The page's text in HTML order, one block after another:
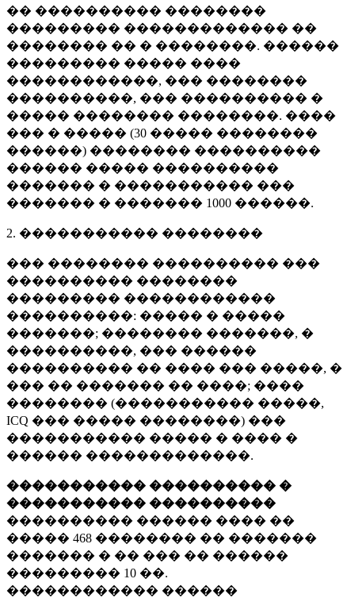
�� ���������� ��������
��������� ������������� ��
�������� �� � ��������. ������
��������� ����� ����
������������, ��� ��������
����������, ��� ���������� �
����� �������� ��������. ����
��� � ����� (30 ����� ��������
������) �������� ����������
������ ����� ����������
������� � ����������� ���
������� � ������� 1000 ������.
2. ����������� ��������
��� �������� ���������� ���
���������� ��������
��������� ������������
����������: ����� � �����
�������; �������� �������, �
����������, ��� ������
���������� �� ���� ��� �����, �
��� �� ������� �� ����; ����
�������� (����������� �����,
ICQ ��� ����� ��������) ���
����������� ����� � ���� �
������ �������������.
����������� ���������� �
����������� ����������
���������� ������ ���� ��
����� 468 �������� �� �������
������� � �� ��� �� ������
��������� 10 ��.
������������ ������